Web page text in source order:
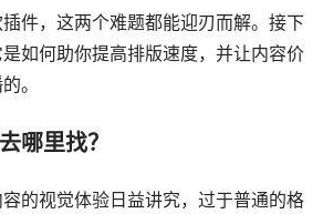
件，这两个难题都能迎刃而解。接下
如何助你提高排版速度，并让内容价
。
哪里找？
的视觉体验日益讲究，过于普通的格